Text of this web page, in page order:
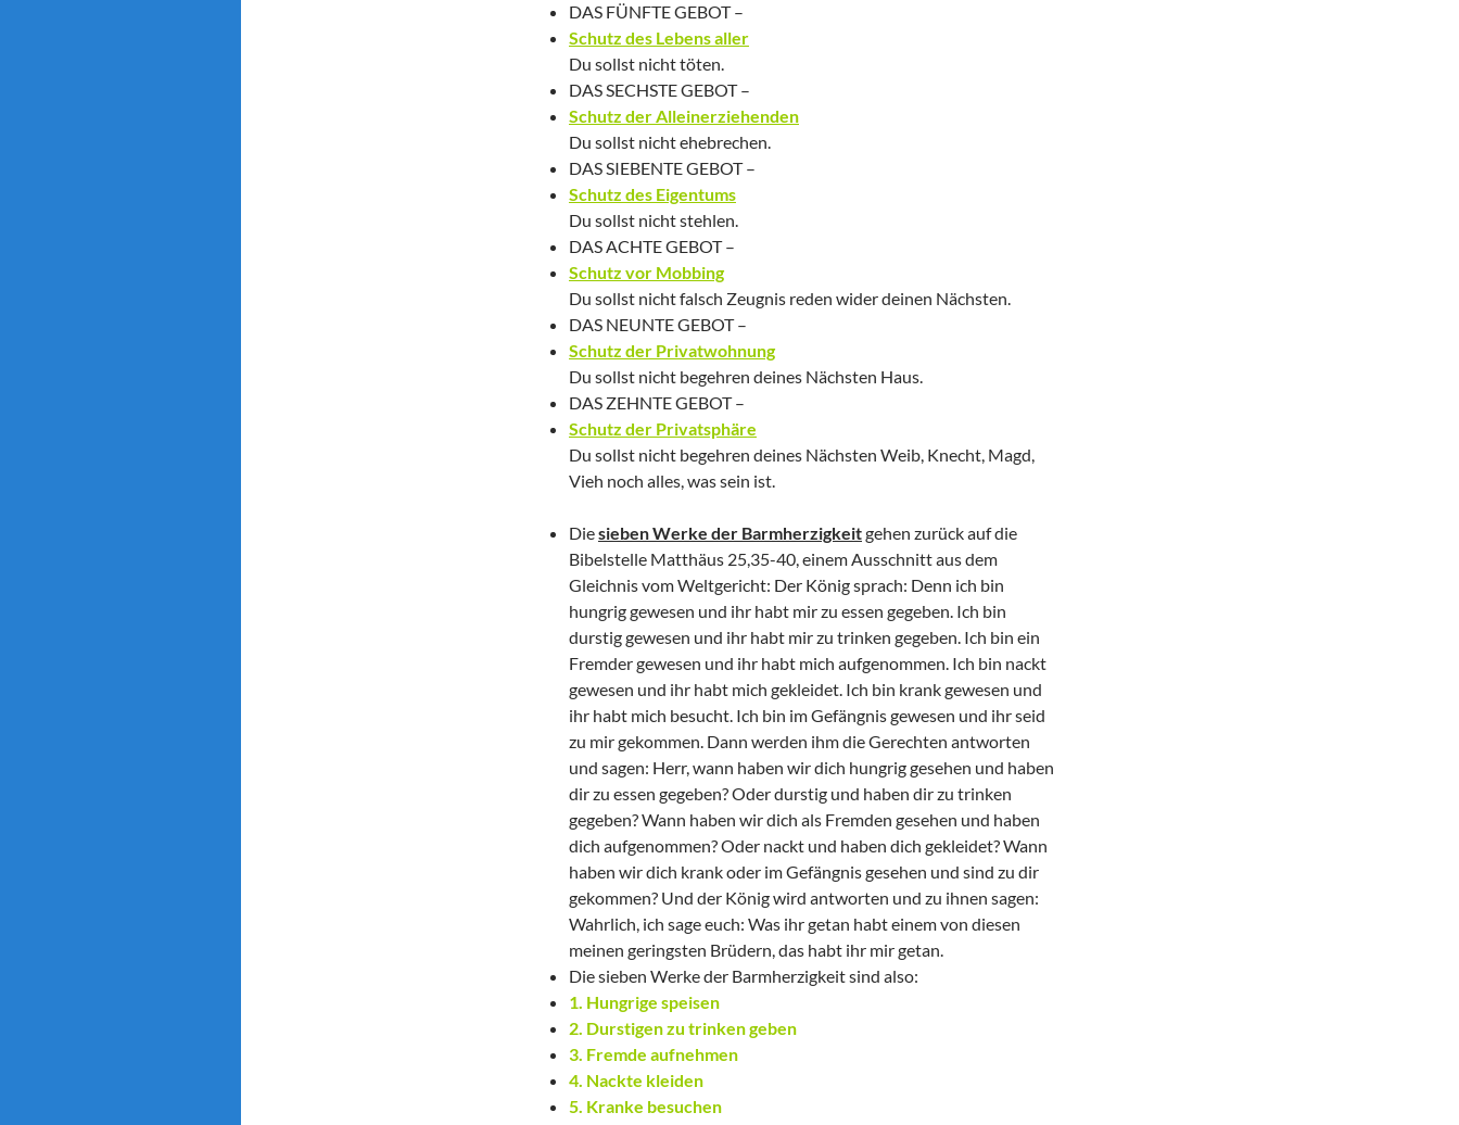
DAS FÜNFTE GEBOT –
Schutz des Lebens aller
Du sollst nicht töten.
DAS SECHSTE GEBOT –
Schutz der Alleinerziehenden
Du sollst nicht ehebrechen.
DAS SIEBENTE GEBOT –
Schutz des Eigentums
Du sollst nicht stehlen.
DAS ACHTE GEBOT –
Schutz vor Mobbing
Du sollst nicht falsch Zeugnis reden wider deinen Nächsten.
DAS NEUNTE GEBOT –
Schutz der Privatwohnung
Du sollst nicht begehren deines Nächsten Haus.
DAS ZEHNTE GEBOT –
Schutz der Privatsphäre
Du sollst nicht begehren deines Nächsten Weib, Knecht, Magd,
Vieh noch alles, was sein ist.
Diesieben Werke der Barmherzigkeitgehen zurück auf die
Bibelstelle Matthäus 25,35-40, einem Ausschnitt aus dem
Gleichnis vom Weltgericht: Der König sprach: Denn ich bin
hungrig gewesen und ihr habt mir zu essen gegeben. Ich bin
durstig gewesen und ihr habt mir zu trinken gegeben. Ich bin ein
Fremder gewesen und ihr habt mich aufgenommen. Ich bin nackt
gewesen und ihr habt mich gekleidet. Ich bin krank gewesen und
ihr habt mich besucht. Ich bin im Gefängnis gewesen und ihr seid
zu mir gekommen. Dann werden ihm die Gerechten antworten
und sagen: Herr, wann haben wir dich hungrig gesehen und haben
dir zu essen gegeben? Oder durstig und haben dir zu trinken
gegeben? Wann haben wir dich als Fremden gesehen und haben
dich aufgenommen? Oder nackt und haben dich gekleidet? Wann
haben wir dich krank oder im Gefängnis gesehen und sind zu dir
gekommen? Und der König wird antworten und zu ihnen sagen:
Wahrlich, ich sage euch: Was ihr getan habt einem von diesen
meinen geringsten Brüdern, das habt ihr mir getan.
Die sieben Werke der Barmherzigkeit sind also:
1. Hungrige speisen
2. Durstigen zu trinken geben
3. Fremde aufnehmen
4. Nackte kleiden
5. Kranke besuchen